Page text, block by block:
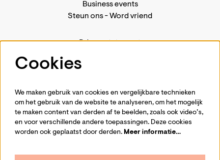
Business events
Steun ons-Word vriend
Privacystatement
Volg ons
Cookies
We maken gebruik van cookies en vergelijkbare technieken
om het gebruik van de website te analyseren, om het mogelijk
te maken content van derden af te beelden, zoals ook video’s,
en voor verschillende andere toepassingen. Deze cookies
worden ook geplaatst door derden. Meer informatie…